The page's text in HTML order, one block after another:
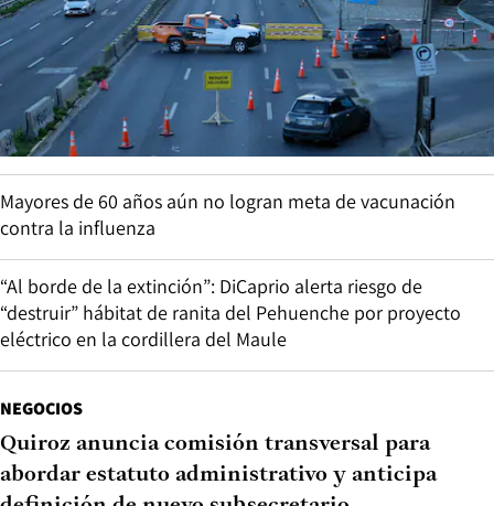
Mayores de 60 años aún no logran meta de vacunación
contra la influenza
“Al borde de la extinción”: DiCaprio alerta riesgo de
“destruir” hábitat de ranita del Pehuenche por proyecto
eléctrico en la cordillera del Maule
NEGOCIOS
Quiroz anuncia comisión transversal para
abordar estatuto administrativo y anticipa